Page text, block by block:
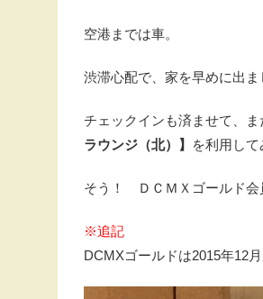
空港までは車。
渋滞心配で、家を早めに出ま
チェックインも済ませて、
ラウンジ（北）】
を利用して
そう！ ＤＣＭＸゴールド会
※追記
DCMXゴールドは2015年12